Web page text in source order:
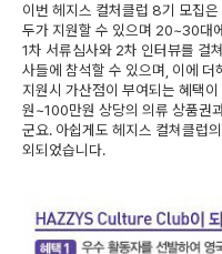
이번 헤지스 컬처클럽 8기 모집
두가 지원할 수 있으며 20~30대
1차 서류심사와 2차 인터뷰를 걸
사들에 참석할 수 있으며, 이에
지원시 가산점이 부여되는 혜택
원~100만원 상당의 의류 상품권
군요. 아쉽게도 헤지스 컬쳐클럽
외되었습니다.